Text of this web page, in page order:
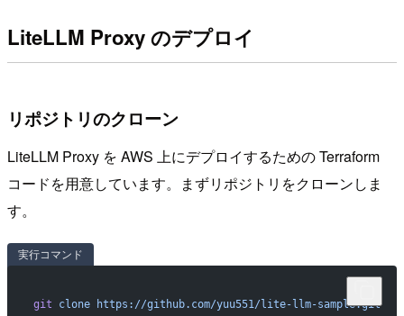
LiteLLM Proxy のデプロイ
リポジトリのクローン
LiteLLM Proxy を AWS 上にデプロイするための Terraform
コードを用意しています。まずリポジトリをクローンしま
す。
実行コマンド
git clone https://github.com/yuu551/lite-llm-sample.git